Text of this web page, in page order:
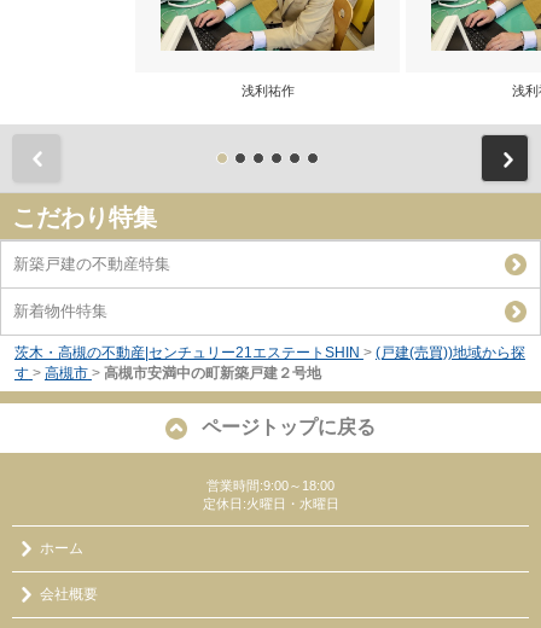
浅利祐作 浅利
こだわり特集
新築戸建の不動産特集
新着物件特集
茨木・高槻の不動産|センチュリー21エステートSHIN > (戸建(売買))地域から探
す > 高槻市 > 高槻市安満中の町新築戸建２号地
ページトップに戻る
営業時間:9:00～18:00
定休日:火曜日・水曜日
ホーム
会社概要